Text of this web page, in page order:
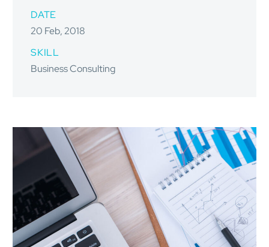
DATE
20 Feb, 2018
SKILL
Business Consulting